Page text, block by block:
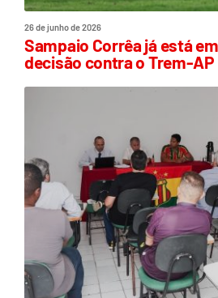
26 de junho de 2026
Sampaio Corrêa já está
decisão contra o Trem-AP